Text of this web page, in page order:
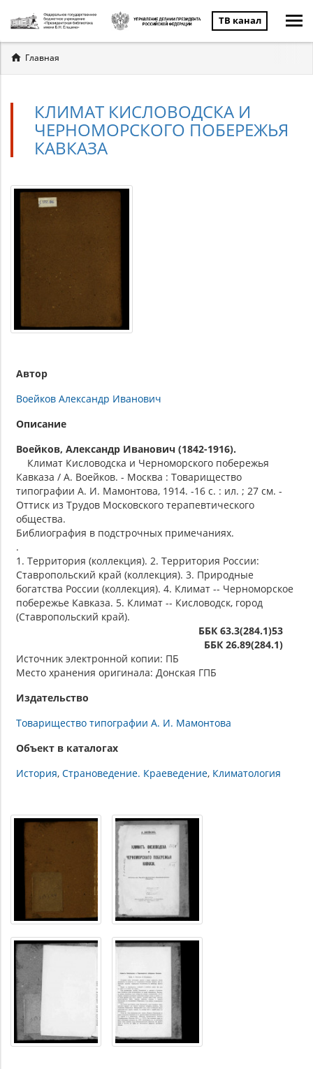
ТВ канал
Вы
здесь
Главная
КЛИМАТ КИСЛОВОДСКА И
ЧЕРНОМОРСКОГО ПОБЕРЕЖЬЯ
КАВКАЗА
Автор
Воейков Александр Иванович
Описание
Воейков, Александр Иванович (1842-1916).
Климат Кисловодска и Черноморского побережья
Кавказа / А. Воейков. - Москва : Товарищество
типографии А. И. Мамонтова, 1914. -16 с. : ил. ; 27 см. -
Оттиск из Трудов Московского терапевтического
общества.
Библиография в подстрочных примечаниях.
.
1. Территория (коллекция). 2. Территория России:
Ставропольский край (коллекция). 3. Природные
богатства России (коллекция). 4. Климат -- Черноморское
побережье Кавказа. 5. Климат -- Кисловодск, город
(Ставропольский край).
ББК 63.3(284.1)53
ББК 26.89(284.1)
Источник электронной копии: ПБ
Место хранения оригинала: Донская ГПБ
Издательство
Товарищество типографии А. И. Мамонтова
Объект в каталогах
История Страноведение. Краеведение Климатология